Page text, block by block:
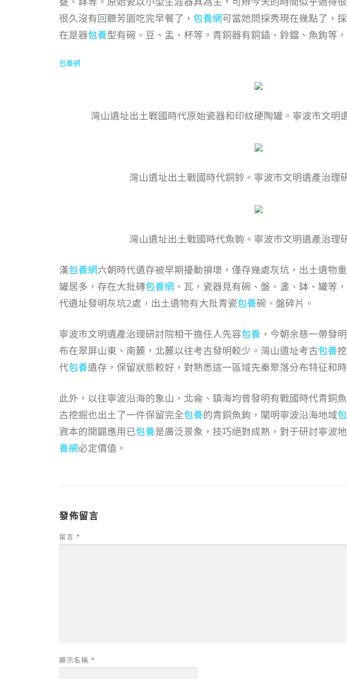
很久沒有回聽芳園吃完早餐了， 包養網可當她問採秀現在幾點了，
在是器包養型有碗、豆、盂、杯等。青銅器有銅鍤、鈴鐺、魚鉤等
包養網
灣山遺址出土戰國時代原始瓷器和印紋硬陶罐。寧波市文明
灣山遺址出土戰國時代銅鈴。寧波市文明遺產治理
灣山遺址出土戰國時代魚鉤。寧波市文明遺產治理
漢包養網六朝時代遺存被早期擾動損壞，僅存幾處灰坑，出土遺物
罐居多，存在大批磚包養網 、瓦，瓷器見有碗、盤、盞、缽、罐等
代遺址發明灰坑2處，出土遺物有大批青瓷包養碗、盤碎片。
寧波市文明遺產治理研討院相干擔任人先容包養 ，今朝余慈一帶發
布在翠屏山東、南麓，北麓以往考古發明較少。灣山遺址考古包養
代包養遺存，保留狀態較好，對熟悉這一區域先秦聚落分布特征和
此外，以往寧波沿海的象山、北侖、鎮海均曾發明有戰國時代青銅
古挖掘也出土了一件保留完全包養的青銅魚鉤，闡明寧波沿海地域
資本的開闢應用已包養是廣泛景象，技巧絕對成熟，對于研討寧波
養網必定價值。
發佈留言
留言 *
顯示名稱 *